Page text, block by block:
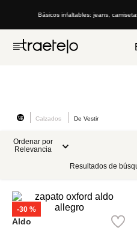
Básicos infaltables: jeans,
Calzados De Vestir
Ordenar por
Relevancia
Resultados de
-30 %
Aldo